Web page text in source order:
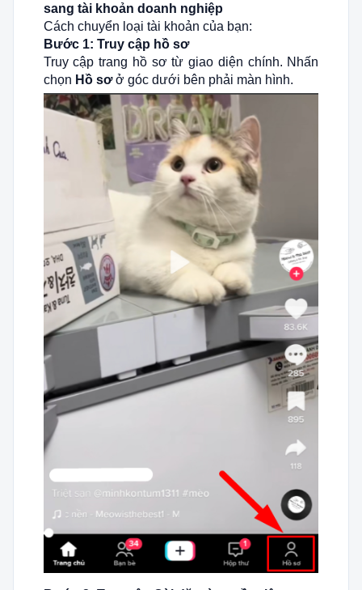
sang tài khoản doanh nghiệp
Cách chuyển loại tài khoản của bạn:
Bước 1: Truy cập hồ sơ
Truy cập trang hồ sơ từ giao diện chính. Nhấn
chọn Hồ sơở góc dưới bên phải màn hình.